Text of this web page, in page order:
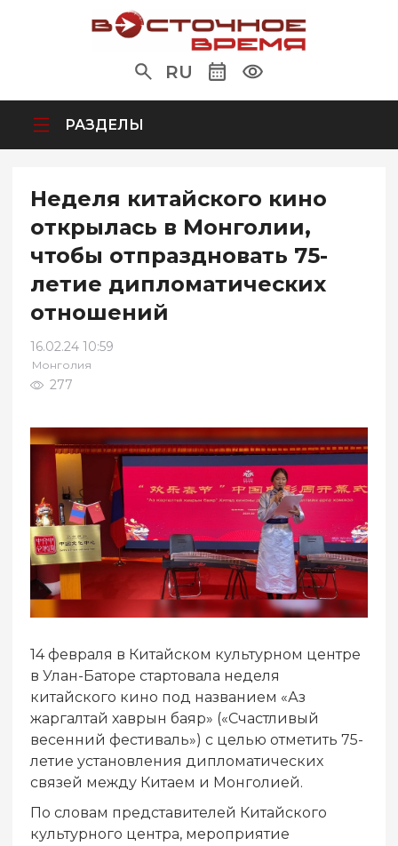
RU
РАЗДЕЛЫ
Неделя китайского кино
открылась в Монголии,
чтобы отпраздновать 75-
летие дипломатических
отношений
16.02.24 10:59
Монголия
277
14 февраля в Китайском культурном центре
в Улан-Баторе стартовала неделя
китайского кино под названием «Аз
жаргалтай хаврын баяр» («Счастливый
весенний фестиваль») с целью отметить 75-
летие установления дипломатических
связей между Китаем и Монголией.
По словам представителей Китайского
культурного центра, мероприятие